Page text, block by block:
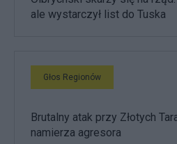
ale wystarczył list do Tuska
Głos Regionów
Brutalny atak przy Złotych
namierza agresora